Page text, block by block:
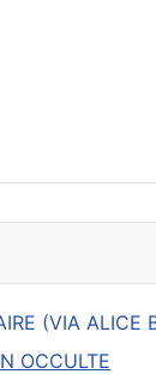
(VIA ALICE
OCCULTE